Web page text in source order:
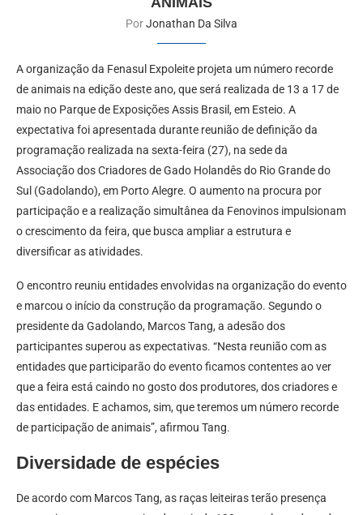
PorJonathan Da Silva
A organização da Fenasul Expoleite projeta um número recorde
de animais na edição deste ano, que será realizada de 13 a 17 de
maio no Parque de Exposições Assis Brasil, em Esteio. A
expectativa foi apresentada durante reunião de definição da
programação realizada na sexta-feira (27), na sede da
Associação dos Criadores de Gado Holandês do Rio Grande do
Sul (Gadolando), em Porto Alegre. O aumento na procura por
participação e a realização simultânea da Fenovinos impulsionam
o crescimento da feira, que busca ampliar a estrutura e
diversificar as atividades.
O encontro reuniu entidades envolvidas na organização do evento
e marcou o início da construção da programação. Segundo o
presidente da Gadolando, Marcos Tang, a adesão dos
participantes superou as expectativas. “Nesta reunião com as
entidades que participarão do evento ficamos contentes ao ver
que a feira está caindo no gosto dos produtores, dos criadores e
das entidades. E achamos, sim, que teremos um número recorde
de participação de animais”, afirmou Tang.
Diversidade de espécies
De acordo com Marcos Tang, as raças leiteiras terão presença